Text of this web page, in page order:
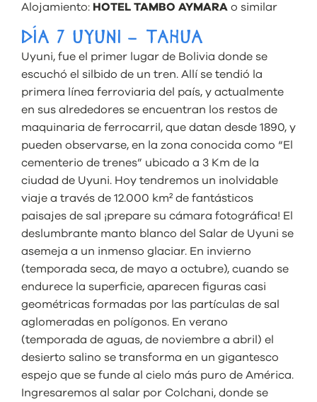
Alojamiento: HOTEL TAMBO AYMARA o similar
DÍA 7 UYUNI – TAHUA
Uyuni, fue el primer lugar de Bolivia donde se
escuchó el silbido de un tren. Allí se tendió la
primera línea ferroviaria del país, y actualmente
en sus alrededores se encuentran los restos de
maquinaria de ferrocarril, que datan desde 1890, y
pueden observarse, en la zona conocida como “El
cementerio de trenes” ubicado a 3 Km de la
ciudad de Uyuni. Hoy tendremos un inolvidable
viaje a través de 12.000 km² de fantásticos
paisajes de sal ¡prepare su cámara fotográfica! El
deslumbrante manto blanco del Salar de Uyuni se
asemeja a un inmenso glaciar. En invierno
(temporada seca, de mayo a octubre), cuando se
endurece la superficie, aparecen figuras casi
geométricas formadas por las partículas de sal
aglomeradas en polígonos. En verano
(temporada de aguas, de noviembre a abril) el
desierto salino se transforma en un gigantesco
espejo que se funde al cielo más puro de América.
Ingresaremos al salar por Colchani, donde se